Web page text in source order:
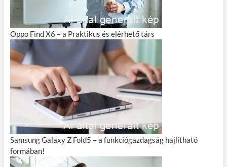
Oppo Find X6 – a Praktikus és elérhető társ
Samsung Galaxy Z Fold5 – a funkciógazdagság hajlítható
formában!